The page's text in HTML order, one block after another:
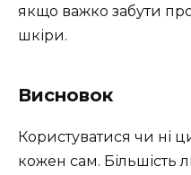
якщо важко забути про
шкіри.
Висновок
Користуватися чи ні
кожен сам. Більшість